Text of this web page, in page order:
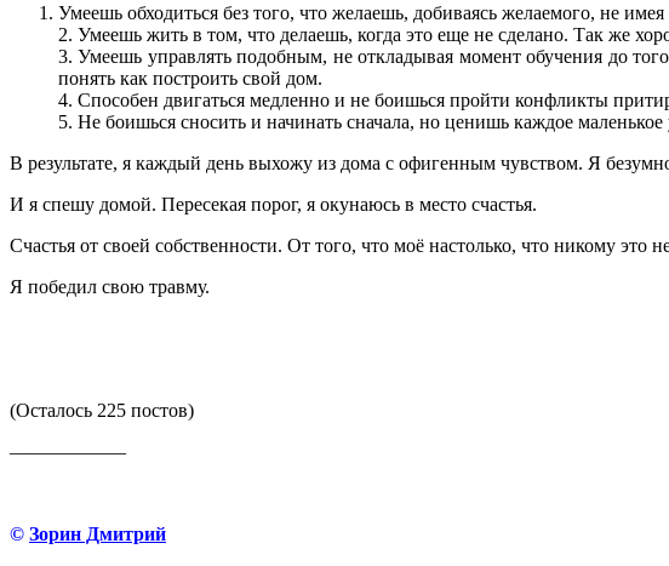
Умеешь обходиться без того, что желаешь, добиваясь желаемого, не имея
2. Умеешь жить в том, что делаешь, когда это еще не сделано. Так же
3. Умеешь управлять подобным, не откладывая момент обучения до
понять как построить свой дом.
4. Способен двигаться медленно и не боишься пройти конфликты
5. Не боишься сносить и начинать сначала, но ценишь каждое
В результате, я каждый день выхожу из дома с офигенным чувством.
И я спешу домой. Пересекая порог, я окунаюсь в место счастья.
Счастья от своей собственности. От того, что моё настолько, что никому это
Я победил свою травму.
(Осталось 225 постов)
——————
© Зорин Дмитрий